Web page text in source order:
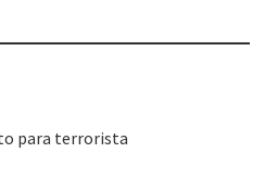
para terrorista